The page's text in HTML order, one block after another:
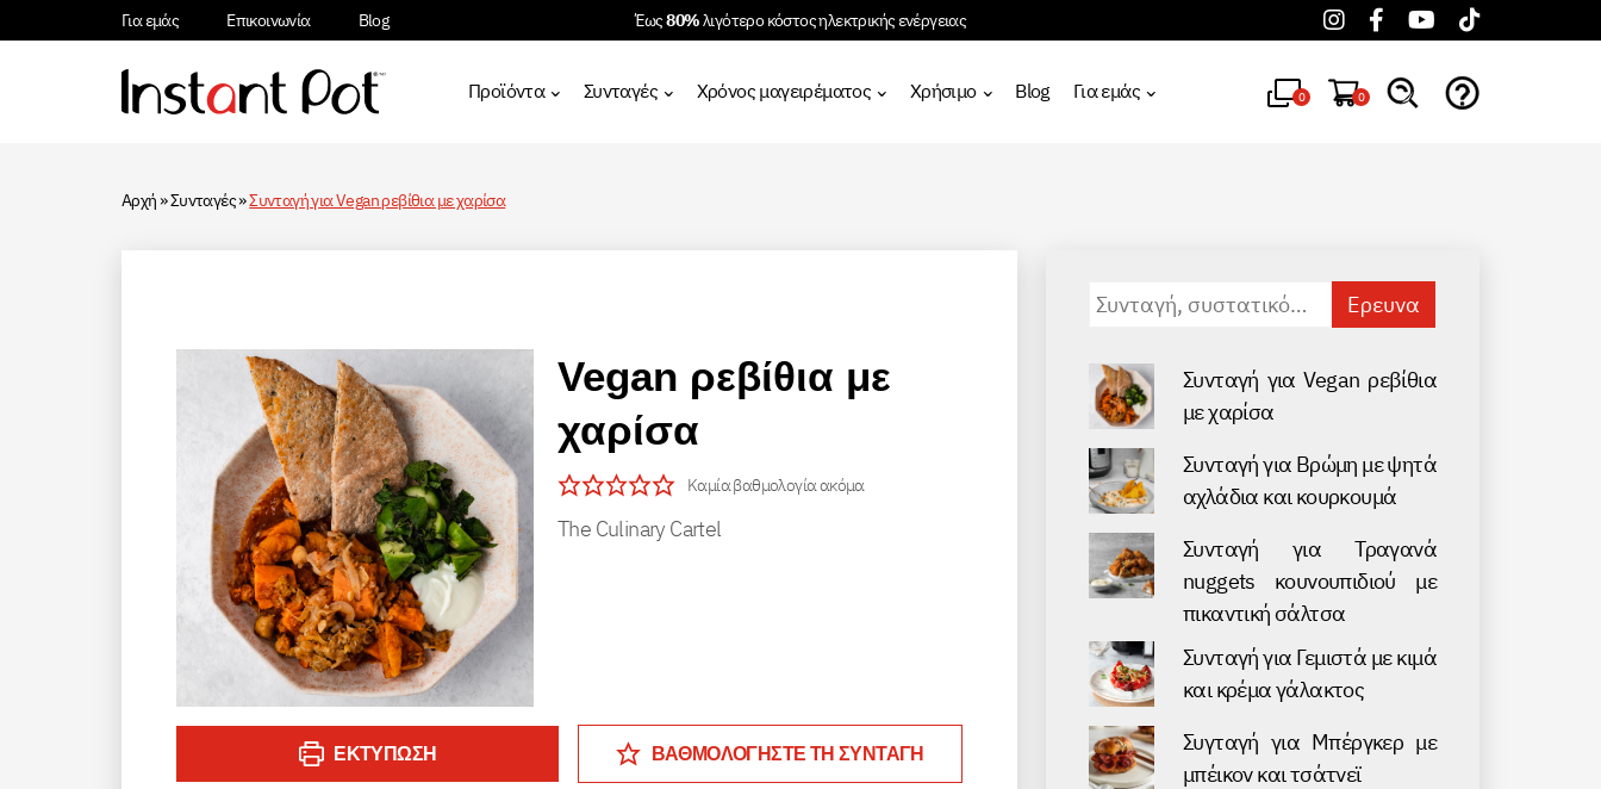
Για εμάς Επικοινωνία Blog Έως80%λιγότερο κόστος ηλεκτρικής ενέργειας
Προϊόντα Συνταγές Χρόνος μαγειρέματος Χρήσιμο Blog Για εμάς 0 0
Αρχή»Συνταγές»Συνταγή για Vegan ρεβίθια με χαρίσα
Vegan ρεβίθια με
χαρίσα
Καμία βαθμολογία ακόμα
The Culinary Cartel
ΕΚΤΎΠΩΣΗ ΒΑΘΜΟΛΟΓΗΣΤΕ ΤΗ ΣΥΝΤΑΓΗ
Αναζήτηση
Συνταγή για Vegan ρεβίθια
με χαρίσα
Συνταγή για Βρώμη με ψητά
αχλάδια και κουρκουμά
Συνταγή για Τραγανά
nuggets κουνουπιδιού με
πικαντική σάλτσα
Συνταγή για Γεμιστά με κιμά
και κρέμα γάλακτος
Συγταγή για Μπέργκερ με
μπέικον και τσάτνεϊ